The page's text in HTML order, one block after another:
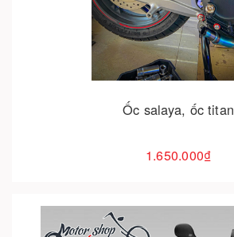
Ốc salaya, ốc titan
1.650.000₫
Cho vào giỏ hàng